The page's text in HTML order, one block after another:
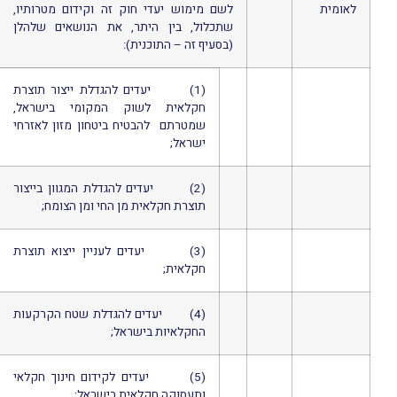
לאומית
לשם מימוש יעדי חוק זה וקידום מטרותיו,
שתכלול, בין היתר, את הנושאים שלהלן
(בסעיף זה – התוכנית):
(1) יעדים להגדלת ייצור תוצרת
חקלאית לשוק המקומי בישראל,
שמטרתם להבטיח ביטחון מזון לאזרחי
ישראל;
(2) יעדים להגדלת המגוון בייצור
תוצרת חקלאית מן החי ומן הצומח;
(3) יעדים לעניין ייצוא תוצרת
חקלאית;
(4) יעדים להגדלת שטח הקרקעות
החקלאיות בישראל;
(5) יעדים לקידום חינוך חקלאי